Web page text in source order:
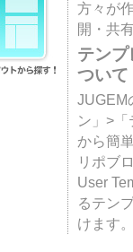
方々が
開・共
テン
ついて
JUGEM
ン」>
から簡
リポブ
User
るテン
けます